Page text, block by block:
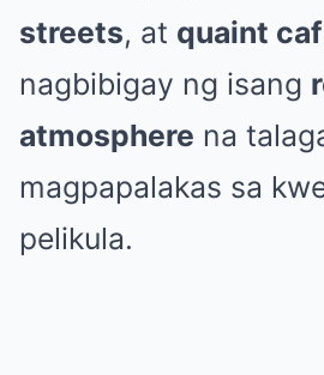
streets, at quaint
nagbibigay ng isang
atmosphere na
magpapalakas sa
pelikula.